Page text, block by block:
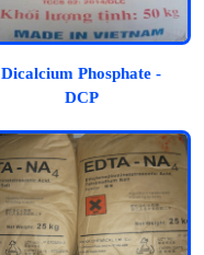
Dicalcium Phosphate -
DCP